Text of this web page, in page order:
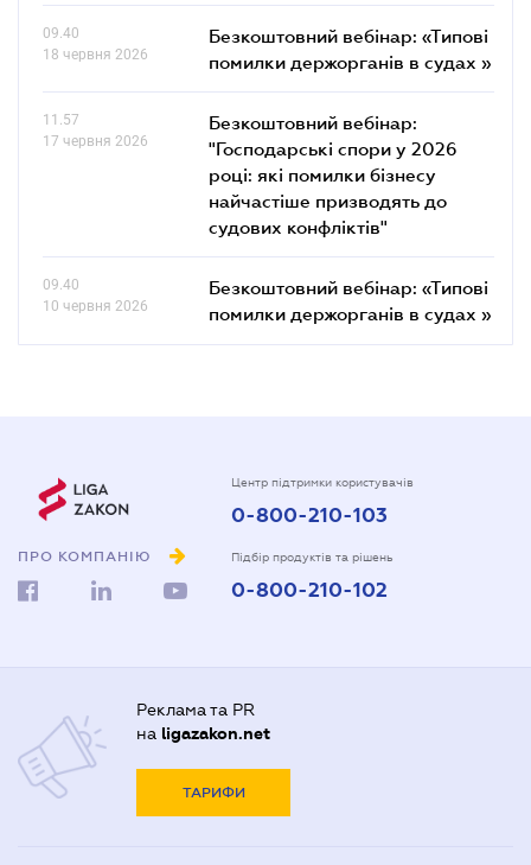
09.40
18 червня 2026
Безкоштовний вебінар: «Типові
помилки держорганів в судах »
11.57
17 червня 2026
Безкоштовний вебінар:
"Господарські спори у 2026
році: які помилки бізнесу
найчастіше призводять до
судових конфліктів"
09.40
10 червня 2026
Безкоштовний вебінар: «Типові
помилки держорганів в судах »
ПРО КОМПАНІЮ
Центр підтримки користувачів
0-800-210-103
Підбір продуктів та рішень
0-800-210-102
Реклама та PR
на ligazakon.net
ТАРИФИ